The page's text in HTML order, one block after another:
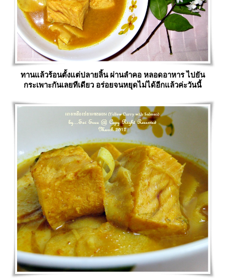
ทานแล้วร้อนตั้งแต่ปลายลิ้น ผ่านลำคอ หลอดอาหาร ไปยัน
กระเพาะกันเลยทีเดียว อร่อยจนหยุดไม่ได้อีกแล้วค่ะวันนี้